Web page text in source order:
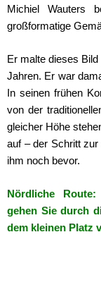
Michiel Wauters
großformatige
Er malte dieses
Jahren. Er war
In seinen frühen
von der
gleicher Höhe
auf – der Schritt
ihm noch bevor.
Nördliche Route:
gehen Sie durch
dem kleinen Platz